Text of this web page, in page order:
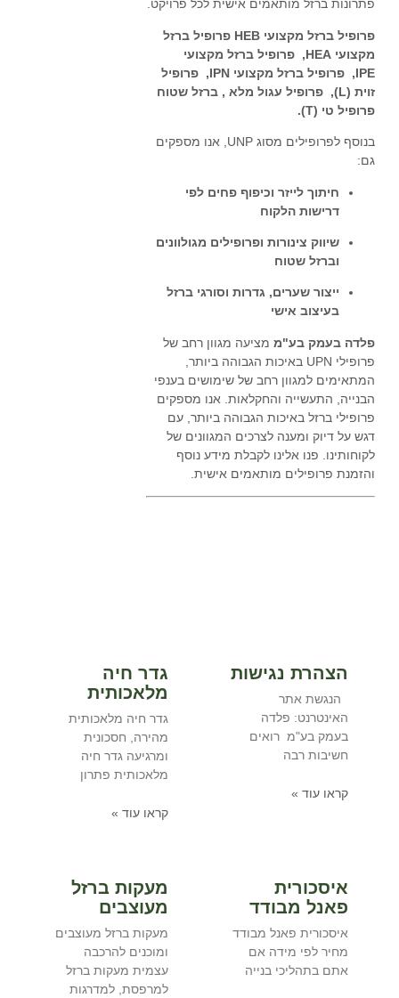
פתרונות ברזל מותאמים אישית לכל פרויקט.
פרופיל ברזל מקצועי HEB
פרופיל ברזל
מקצועי HEA
, פרופיל ברזל מקצועי
IPE
,פרופיל ברזל מקצועי IPN ,פרופיל
זוית (L)
,פרופיל עגול מלא , ברזל שטוח
פרופיל טי (T)
.
בנוסף לפרופילים מסוג UNP, אנו מספקים
גם:
חיתוך לייזר וכיפוף פחים לפי
דרישות הלקוח
שיווק צינורות ופרופילים מגולוונים
וברזל שטוח
ייצור שערים, גדרות וסורגי ברזל
בעיצוב אישי
פלדה בעמק בע"מ מציעה מגוון רחב של
פרופילי UPN באיכות הגבוהה ביותר,
המתאימים למגוון רחב של שימושים בענפי
הבנייה, התעשייה והחקלאות. אנו מספקים
פרופילי ברזל באיכות הגבוהה ביותר, עם
דגש על דיוק ומענה לצרכים המגוונים של
לקוחותינו. פנו אלינו לקבלת מידע נוסף
והזמנת פרופילים מותאמים אישית.
הצהרת נגישות
הנגשת אתר
האינטרנט: פלדה
בעמק בע"מ רואים
חשיבות רבה
קראו עוד »
גדר חיה
מלאכותית
גדר חיה מלאכותית
מהירה, חסכונית
ומרגיעה גדר חיה
מלאכותית פתרון
קראו עוד »
איסכורית
פאנל מבודד
איסכורית פאנל מבודד
מחיר לפי מידה אם
אתם בתהליכי בנייה
מעקות ברזל
מעוצבים
מעקות ברזל מעוצבים
ומוכנים להרכבה
עצמית מעקות ברזל
למרפסת, למדרגות